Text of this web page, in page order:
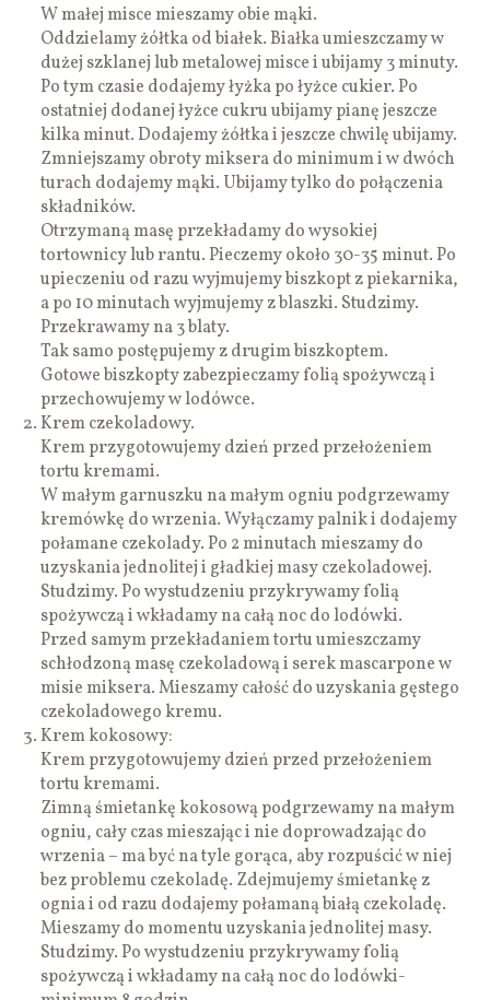
W małej misce mieszamy obie mąki.
Oddzielamy żółtka od białek. Białka umieszczamy w
dużej szklanej lub metalowej misce i ubijamy 3 minuty.
Po tym czasie dodajemy łyżka po łyżce cukier. Po
ostatniej dodanej łyżce cukru ubijamy pianę jeszcze
kilka minut. Dodajemy żółtka i jeszcze chwilę ubijamy.
Zmniejszamy obroty miksera do minimum i w dwóch
turach dodajemy mąki. Ubijamy tylko do połączenia
składników.
Otrzymaną masę przekładamy do wysokiej
tortownicy lub rantu. Pieczemy około 30-35 minut. Po
upieczeniu od razu wyjmujemy biszkopt z piekarnika,
a po 10 minutach wyjmujemy z blaszki. Studzimy.
Przekrawamy na 3 blaty.
Tak samo postępujemy z drugim biszkoptem.
Gotowe biszkopty zabezpieczamy folią spożywczą i
przechowujemy w lodówce.
Krem czekoladowy.
Krem przygotowujemy dzień przed przełożeniem
tortu kremami.
W małym garnuszku na małym ogniu podgrzewamy
kremówkę do wrzenia. Wyłączamy palnik i dodajemy
połamane czekolady. Po 2 minutach mieszamy do
uzyskania jednolitej i gładkiej masy czekoladowej.
Studzimy. Po wystudzeniu przykrywamy folią
spożywczą i wkładamy na całą noc do lodówki.
Przed samym przekładaniem tortu umieszczamy
schłodzoną masę czekoladową i serek mascarpone w
misie miksera. Mieszamy całość do uzyskania gęstego
czekoladowego kremu.
Krem kokosowy:
Krem przygotowujemy dzień przed przełożeniem
tortu kremami.
Zimną śmietankę kokosową podgrzewamy na małym
ogniu, cały czas mieszając i nie doprowadzając do
wrzenia – ma być na tyle gorąca, aby rozpuścić w niej
bez problemu czekoladę. Zdejmujemy śmietankę z
ognia i od razu dodajemy połamaną białą czekoladę.
Mieszamy do momentu uzyskania jednolitej masy.
Studzimy. Po wystudzeniu przykrywamy folią
spożywczą i wkładamy na całą noc do lodówki-